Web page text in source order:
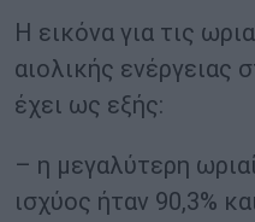
Η εικόνα για τις
αιολικής ενέργειας
έχει ως εξής:
– η μεγαλύτερη
ισχύος ήταν 90,3%